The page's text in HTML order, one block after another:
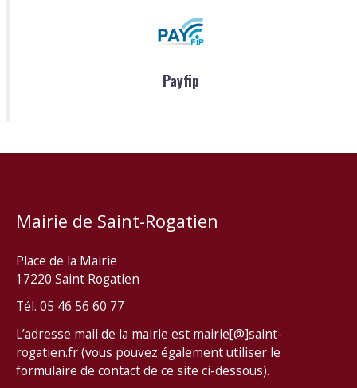
Payfip
Mairie de Saint-Rogatien
Place de la Mairie
17220 Saint Rogatien
Tél. 05 46 56 60 77
L’adresse mail de la mairie est mairie[@]saint-
rogatien.fr (vous pouvez également utiliser le
formulaire de contact de ce site ci-dessous).